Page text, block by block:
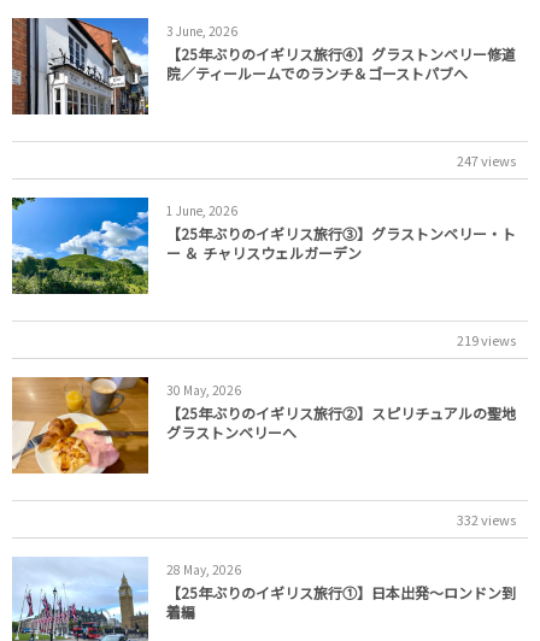
3 June, 2026
【25年ぶりのイギリス旅行④】グラストンベリー修道
院／ティールームでのランチ＆ゴーストパブへ
247 views
1 June, 2026
【25年ぶりのイギリス旅行③】グラストンベリー・ト
ー ＆ チャリスウェルガーデン
219 views
30 May, 2026
【25年ぶりのイギリス旅行②】スピリチュアルの聖地
グラストンベリーへ
332 views
28 May, 2026
【25年ぶりのイギリス旅行①】日本出発～ロンドン到
着編
フラワーエッセンス